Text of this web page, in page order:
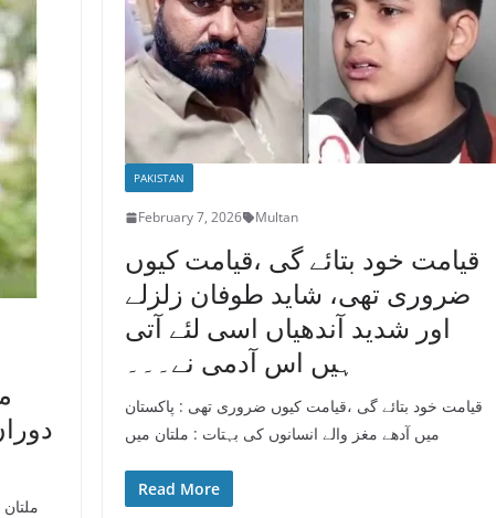
PAKISTAN
February 7, 2026 Multan
قیامت خود بتائے گی ،قیامت کیوں
ضروری تھی، شاید طوفان زلزلے
اور شدید آندھیاں اسی لئے آتی
ہیں اس آدمی نے۔۔۔
قیامت خود بتائے گی ،قیامت کیوں ضروری تھی : پاکستان
میں آدھے مغز والے انسانوں کی بہتات : ملتان میں
Read More